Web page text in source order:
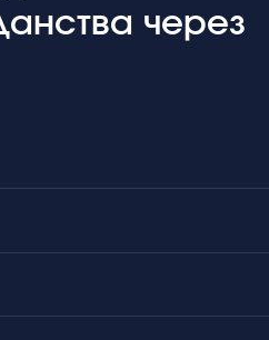
через